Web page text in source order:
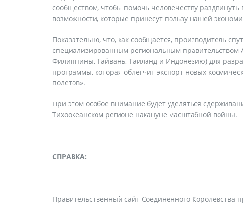
сообществом, чтобы помочь человечеству
возможности, которые принесут пользу нашей
Показательно, что, как сообщается, производитель
специализированным региональным правительством
Филиппины, Тайвань, Таиланд и Индонезию) для
программы, которая облегчит экспорт новых
полетов».
При этом особое внимание будет уделяться
Тихоокеанском регионе накануне масштабной войны.
СПРАВКА:
Правительственный сайт Соединенного Королевства